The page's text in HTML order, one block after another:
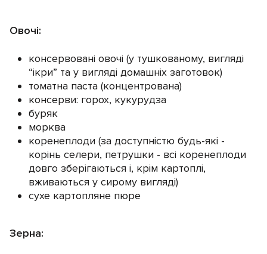
Овочі:
консервовані овочі (у тушкованому, вигляді
“ікри” та у вигляді домашніх заготовок)
томатна паста (концентрована)
консерви: горох, кукурудза
буряк
морква
коренеплоди (за доступністю будь-які -
корінь селери, петрушки - всі коренеплоди
довго зберігаються і, крім картоплі,
вживаються у сирому вигляді)
cухе картопляне пюре
Зерна: